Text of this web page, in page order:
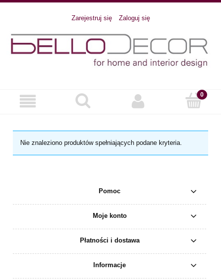
Zarejestruj się Zaloguj się
Nie znaleziono produktów spełniających podane kryteria.
Pomoc
Moje konto
Płatności i dostawa
Informacje